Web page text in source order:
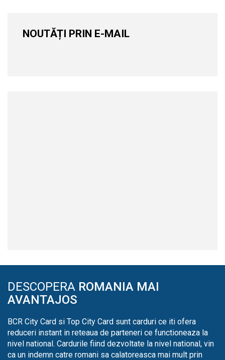
NOUTĂȚI PRIN E-MAIL
DESCOPERA ROMANIA MAI
AVANTAJOS
BCR City Card si Top City Card sunt carduri ce iti ofera
reduceri instant in reteaua de parteneri ce functioneaza la
nivel national. Cardurile fiind dezvoltate la nivel national, vin
ca un indemn catre romani sa calatoreasca mai mult prin